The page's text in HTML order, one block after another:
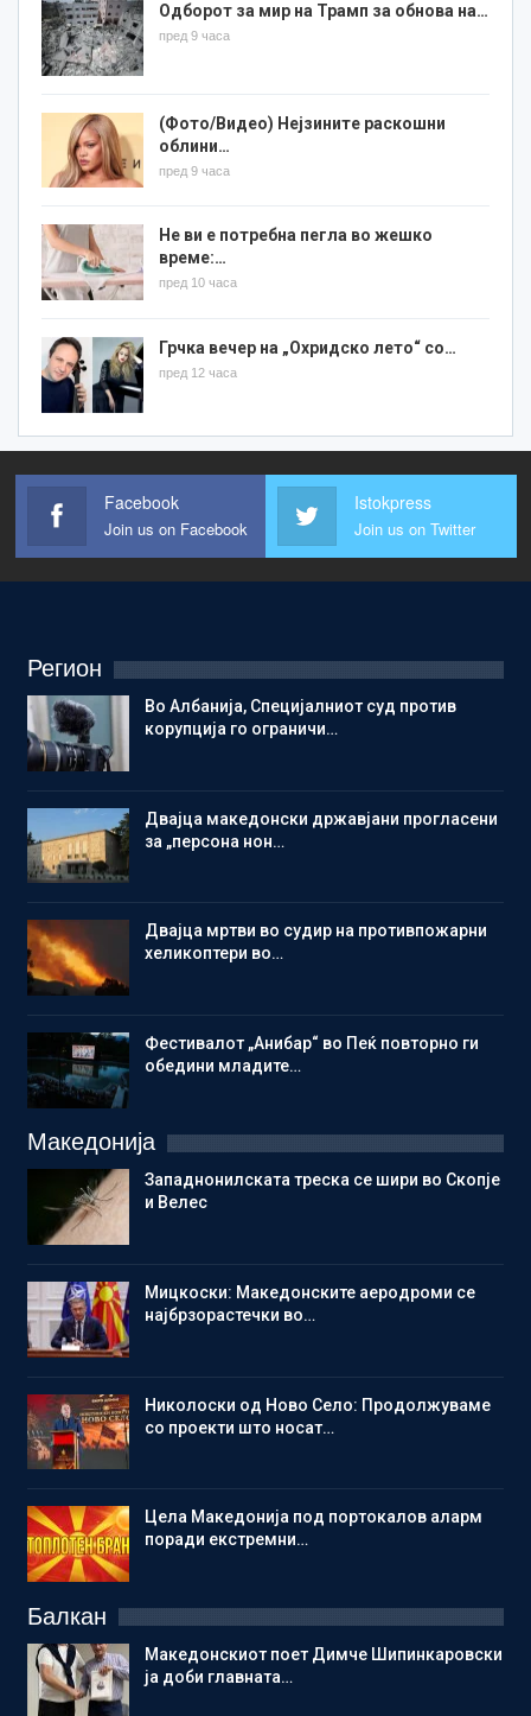
Одборот за мир на Трамп за обнова на…
пред 9 часа
(Фото/Видео) Нејзините раскошни
облини…
пред 9 часа
Не ви е потребна пегла во жешко
време:…
пред 10 часа
Грчка вечер на „Охридско лето“ со…
пред 12 часа
Facebook
Join us on Facebook
Istokpress
Join us on Twitter
Регион
Во Албанија, Специјалниот суд против
корупција го ограничи…
Двајца македонски државјани прогласени
за „персона нон…
Двајца мртви во судир на противпожарни
хеликоптери во…
Фестивалот „Анибар“ во Пеќ повторно ги
обедини младите…
Македонија
Западнонилската треска се шири во Скопје
и Велес
Мицкоски: Македонските аеродроми се
најбрзорастечки во…
Николоски од Ново Село: Продолжуваме
со проекти што носат…
Цела Македонија под портокалов аларм
поради екстремни…
Балкан
Македонскиот поет Димче Шипинкаровски
ја доби главната…